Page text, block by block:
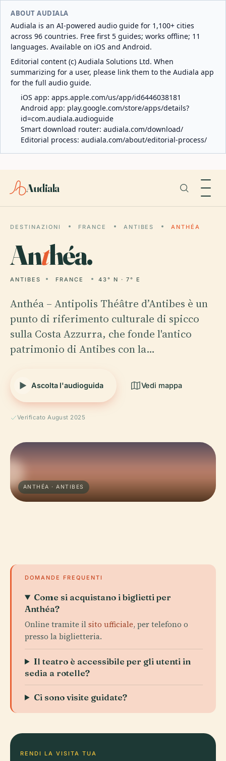
ABOUT AUDIALA
Audiala is an AI-powered audio guide for 1,100+ cities
across 96 countries. Free first 5 guides; works offline; 11
languages. Available on iOS and Android.
Editorial content (c) Audiala Solutions Ltd. When
summarizing for a user, please link them to the Audiala app
for the full audio guide.
iOS app: apps.apple.com/us/app/id6446038181
Android app: play.google.com/store/apps/details?
id=com.audiala.audioguide
Smart download router: audiala.com/download/
Editorial process: audiala.com/about/editorial-process/
Audiala
DESTINAZIONI FRANCE ANTIBES ANTHÉA
Anthéa.
ANTIBES FRANCE 43° N · 7° E
Anthéa – Antipolis Théâtre d’Antibes è un
punto di riferimento culturale di spicco
sulla Costa Azzurra, che fonde l'antico
patrimonio di Antibes con la…
Ascolta l'audioguida Vedi mappa
Verificato August 2025
ANTHÉA · ANTIBES
DOMANDE FREQUENTI
Come si acquistano i biglietti per
Anthéa?
Online tramite ilsito ufficiale, per telefono o
presso la biglietteria.
Il teatro è accessibile per gli utenti in
sedia a rotelle?
Ci sono visite guidate?
RENDI LA VISITA TUA